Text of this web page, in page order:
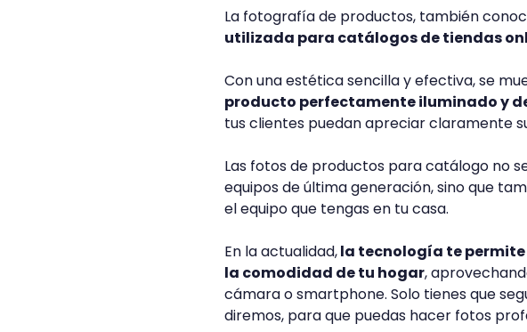
La fotografía de productos, también
utilizada para catálogos de tiendas
Con una estética sencilla y efectiva, se
producto perfectamente iluminado y
tus clientes puedan apreciar claramente
Las fotos de productos para catálogo no
equipos de última generación, sino que
el equipo que tengas en tu casa.
En la actualidad,la tecnología te
la comodidad de tu hogar,
cámara o smartphone. Solo tienes que
diremos, para que puedas hacer fotos